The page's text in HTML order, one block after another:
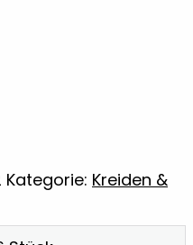
Kategorie: Kreiden &